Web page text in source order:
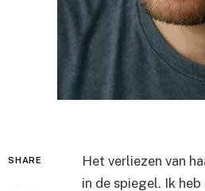
SHARE
Het verliezen van
in de spiegel. Ik